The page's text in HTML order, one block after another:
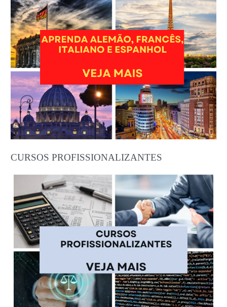
CURSOS PROFISSIONALIZANTES